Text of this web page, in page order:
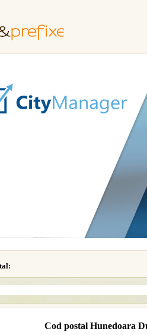
Cod postal Hunedoara